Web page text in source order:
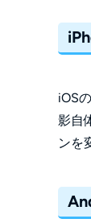
iOS
影自
ンを